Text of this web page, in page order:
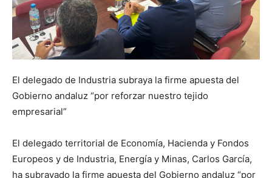
El delegado de Industria subraya la firme apuesta del
Gobierno andaluz “por reforzar nuestro tejido
empresarial”
El delegado territorial de Economía, Hacienda y Fondos
Europeos y de Industria, Energía y Minas, Carlos García,
ha subrayado la firme apuesta del Gobierno andaluz “por